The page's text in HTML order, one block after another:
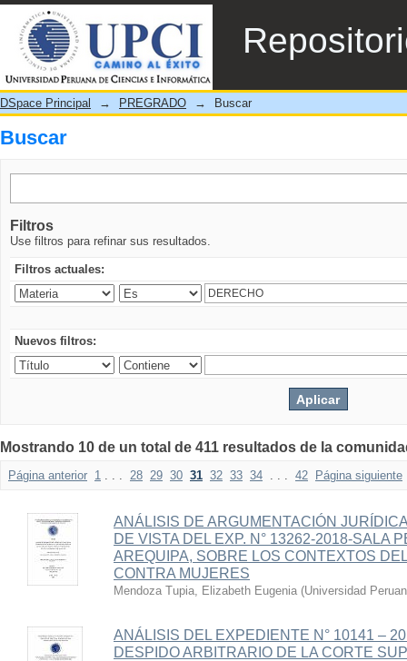
Buscar
DSpace Principal → PREGRADO → Buscar
Buscar
Filtros
Use filtros para refinar sus resultados.
Filtros actuales:
Nuevos filtros:
Mostrando 10 de un total de 411 resultados de la
Página anterior 1 . . . 28 29 30 31 32 33 34 . . . 42 Página siguiente
ANÁLISIS DE ARGUMENTACIÓN
DE VISTA DEL EXP. N° 13262-2018-SALA
AREQUIPA, SOBRE LOS CONTEXTOS
CONTRA MUJERES
Mendoza Tupia, Elizabeth Eugenia (Universidad
ANÁLISIS DEL EXPEDIENTE N° 10141 –
DESPIDO ARBITRARIO DE LA CORTE